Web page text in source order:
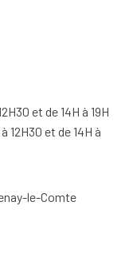
et de 14H à 19H
12H30 et de 14H à
le-Comte